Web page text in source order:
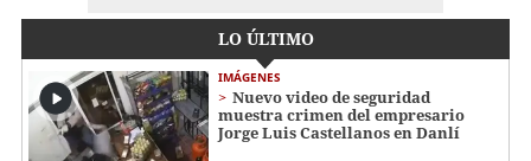
LO ÚLTIMO
IMÁGENES
Nuevo video de seguridad
muestra crimen del empresario
Jorge Luis Castellanos en Danlí